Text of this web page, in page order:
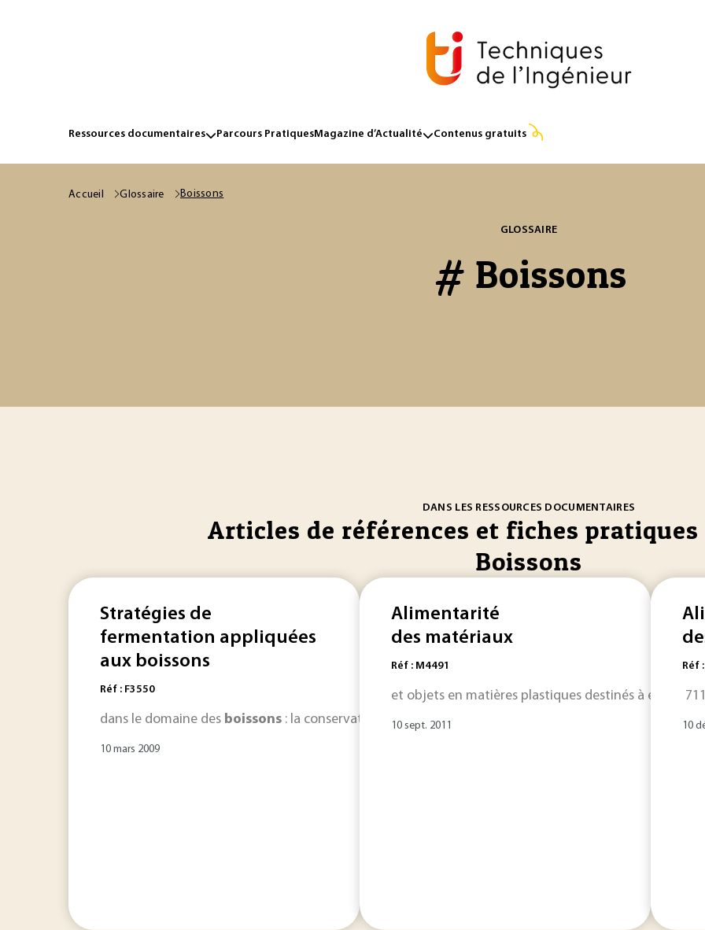
Ressources documentaires Parcours PratiquesMagazine d’Actualité Contenus gratuits
Accueil Glossaire Boissons
GLOSSAIRE
# Boissons
DANS LES RESSOURCES DOCUMENTAIRES
Articles de références et fiches pratiques
Boissons
Stratégies de
fermentation appliquées
aux boissons
Réf : F3550
dans le domaine des boissons : la conservation de laboisson par production d'alcool ; la production
10 mars 2009
Alimentarité
des matériaux
Réf : M4491
et objets en matières plastiques destinés à entrer
10 sept. 2011
Réf
10